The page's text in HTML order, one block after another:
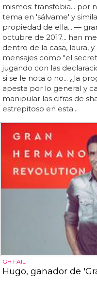
mismos: transfobia... por
tema en 'sálvame' y
propiedad de ella... —
octubre de 2017... han
dentro de la casa, laura,
mensajes como "el
jugando con las
si se le nota o no... ¿la
apesta por lo general y
manipular las cifras de
estrepitoso en esta...
GH FAIL
Hugo, ganador de